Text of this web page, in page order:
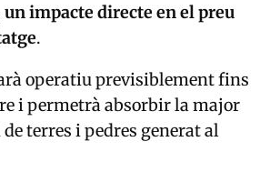
un impacte directe en el preu
.
operatiu previsiblement fins
i permetrà absorbir la major
terres i pedres generat al